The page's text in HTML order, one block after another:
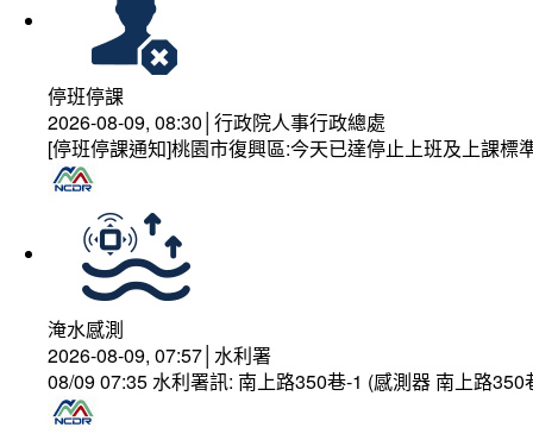
停班停課
2026-08-09, 08:30│行政院人事行政總處
[停班停課通知]桃園市復興區:今天已達停止上班及上課
淹水感測
2026-08-09, 07:57│水利署
08/09 07:35 水利署訊: 南上路350巷-1 (感測器 南上路